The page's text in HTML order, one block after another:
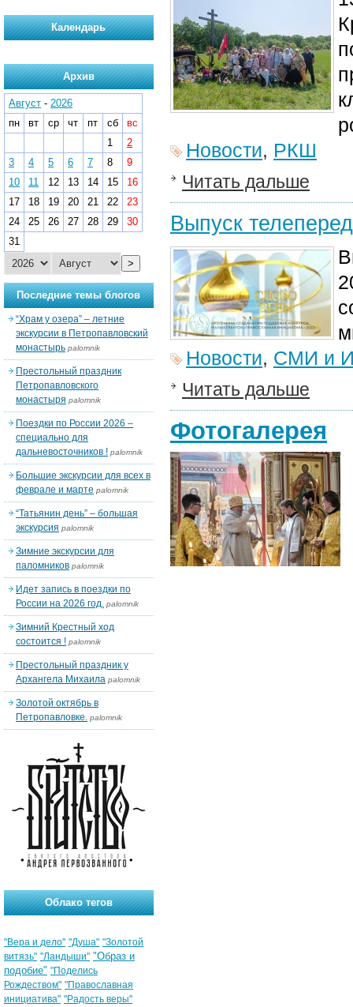
Новости, РКШ
Читать дальше
Выпуск
Новости, СМИ и
Читать дальше
Фотогалерея
Календарь
Архив
Август - 2026
пн
вт ср чт пт сб
вс
1
2
3
4 5 6 7 8
9
10
11 12 13 14 15
16
17
18 19 20 21 22
23
24
25 26 27 28 29
30
31
>
Последние темы блогов
“Храм у озера” – летние
экскурсии в Петропавловский
монастырь palomnik
Престольный праздник
Петропавловского
монастыря palomnik
Поездки по России 2026 –
специально для
дальневосточников ! palomnik
Большие экскурсии для всех в
феврале и марте palomnik
“Татьянин день” – большая
экскурсия palomnik
Зимние экскурсии для
паломников palomnik
Идет запись в поездки по
России на 2026 год. palomnik
Зимний Крестный ход
состоится ! palomnik
Престольный праздник у
Архангела Михаила palomnik
Золотой октябрь в
Петропавловке. palomnik
Облако тегов
"Вера и дело" "Душа" "Золотой
витязь" "Ландыши" "Образ и
подобие" "Поделись
Рождеством" "Православная
инициатива" "Радость веры"